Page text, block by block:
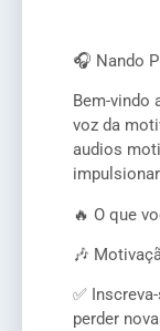
🎧 Nando
Bem-vindo
voz da
audios
🔥 O que
🎶
✅
perder